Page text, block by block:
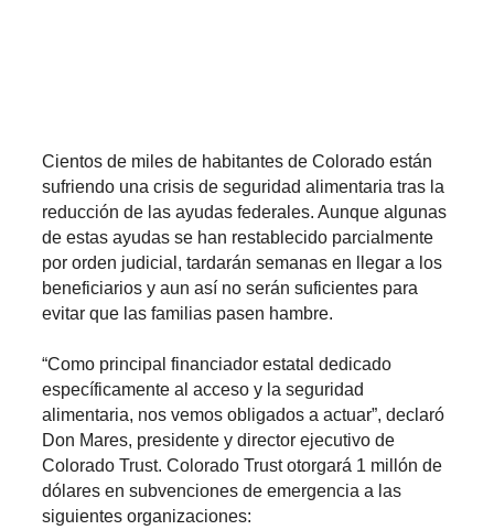
Cientos de miles de habitantes de Colorado están
sufriendo una crisis de seguridad alimentaria tras la
reducción de las ayudas federales. Aunque algunas
de estas ayudas se han restablecido parcialmente
por orden judicial, tardarán semanas en llegar a los
beneficiarios y aun así no serán suficientes para
evitar que las familias pasen hambre.
“Como principal financiador estatal dedicado
específicamente al acceso y la seguridad
alimentaria, nos vemos obligados a actuar”, declaró
Don Mares, presidente y director ejecutivo de
Colorado Trust. Colorado Trust otorgará 1 millón de
dólares en subvenciones de emergencia a las
siguientes organizaciones: